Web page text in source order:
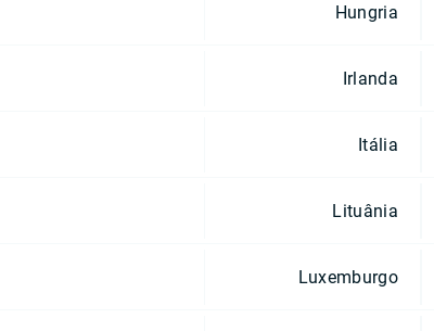
Hungria
Irlanda
Itália
Lituânia
Luxemburgo